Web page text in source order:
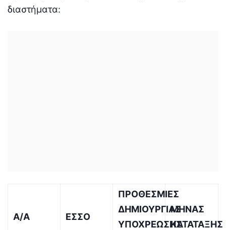
διαστήματα:
Α/Α ΕΣΣΟ
ΠΡΟΘΕΣΜΙΕΣ
ΔΗΜΙΟΥΡΓΙΑΣ
ΥΠΟΧΡΕΩΣΗΣ
ΜΗΝΑΣ
ΚΑΤΑΤΑΞΗΣ